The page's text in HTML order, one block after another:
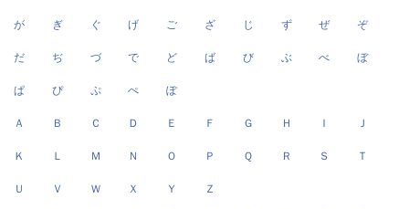
が ぎ ぐ げ ご ざ じ ず ぜ ぞ
だ ぢ づ で ど ば び ぶ べ ぼ
ぱ ぴ ぷ ぺ ぽ
Ａ Ｂ Ｃ Ｄ Ｅ Ｆ Ｇ Ｈ Ｉ Ｊ
Ｋ Ｌ Ｍ Ｎ Ｏ Ｐ Ｑ Ｒ Ｓ Ｔ
Ｕ Ｖ Ｗ Ｘ Ｙ Ｚ